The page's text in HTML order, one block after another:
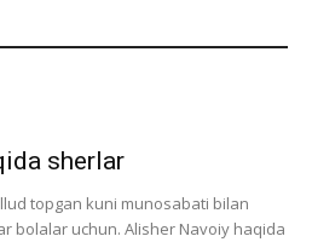
sherlar
topgan kuni munosabati bilan
bolalar uchun. Alisher Navoiy haqida